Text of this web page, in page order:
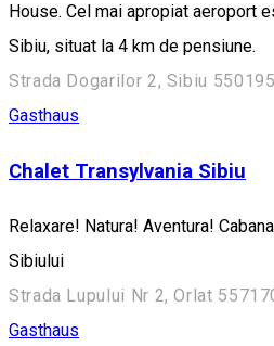
House. Cel mai apropiat aeroport
Sibiu, situat la 4 km de pensiune.
Strada Dogarilor 2, Sibiu
Gasthaus
Chalet Transylvania Sibiu
Relaxare! Natura! Aventura!
Sibiului
Strada Lupului Nr 2, Orlat
Gasthaus